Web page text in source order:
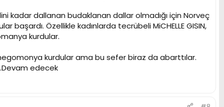
kadar dallanan budaklanan dallar olmadığı için Norveç
başardı. Özellikle kadınlarda tecrübeli MiCHELLE GISIN,
kurdular.
kurdular ama bu sefer biraz da abarttılar.
edecek